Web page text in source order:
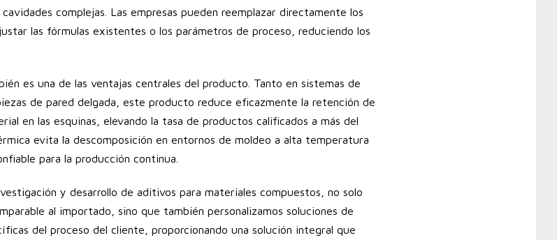
complejas. Las empresas pueden reemplazar directamente los
las fórmulas existentes o los parámetros de proceso, reduciendo los
es una de las ventajas centrales del producto. Tanto en sistemas de
de pared delgada, este producto reduce eficazmente la retención de
en las esquinas, elevando la tasa de productos calificados a más del
evita la descomposición en entornos de moldeo a alta temperatura
para la producción continua.
y desarrollo de aditivos para materiales compuestos, no solo
al importado, sino que también personalizamos soluciones de
del proceso del cliente, proporcionando una solución integral que